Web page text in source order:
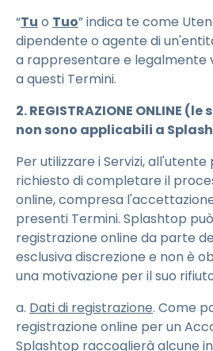
“Tu o Tuo” indica te come
dipendente o agente di
a rappresentare e legalmente
a questi Termini.
2. REGISTRAZIONE ONLINE
non sono applicabili a
Per utilizzare i Servizi,
richiesto di completare il
online, compresa
presenti Termini. Splashtop
registrazione online da parte
esclusiva discrezione e non è
una motivazione per il suo
a. Dati di registrazione. Come
registrazione online per un
Splashtop raccoglierà alcune